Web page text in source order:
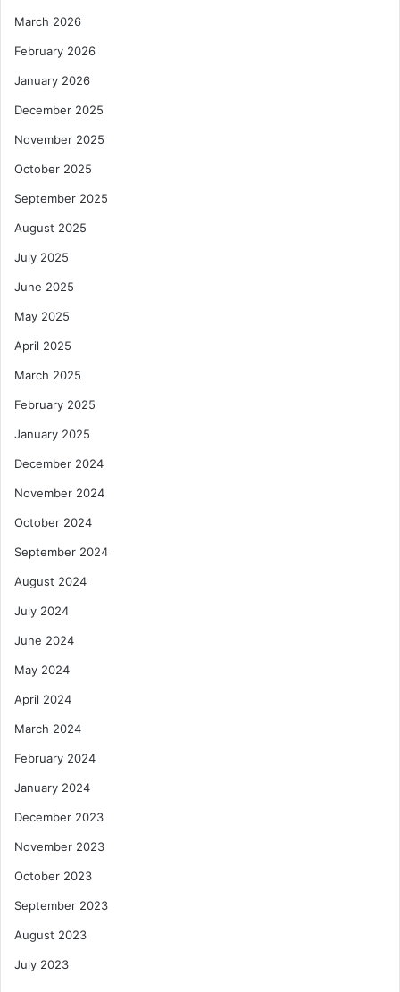
March 2026
February 2026
January 2026
December 2025
November 2025
October 2025
September 2025
August 2025
July 2025
June 2025
May 2025
April 2025
March 2025
February 2025
January 2025
December 2024
November 2024
October 2024
September 2024
August 2024
July 2024
June 2024
May 2024
April 2024
March 2024
February 2024
January 2024
December 2023
November 2023
October 2023
September 2023
August 2023
July 2023